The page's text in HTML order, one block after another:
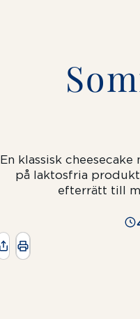
En klassisk
på laktosfria
efterrätt till